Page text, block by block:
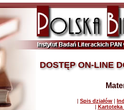
DOSTĘP ON-LINE
| Spis działów |
| Kartoteka